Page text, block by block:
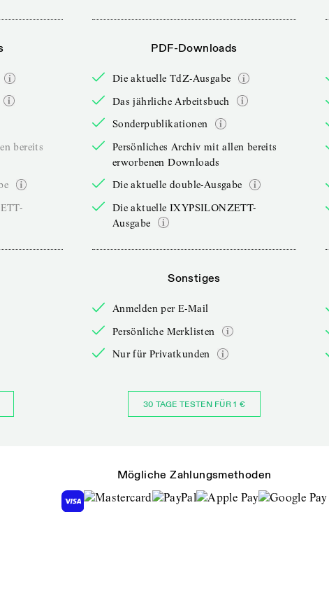
bereits
PDF-Downloads
Die aktuelle TdZ-Ausgabe
Das jährliche Arbeitsbuch
Sonderpublikationen
Persönliches Archiv mit allen bereits
erworbenen Downloads
Die aktuelle double-Ausgabe
Die aktuelle IXYPSILONZETT-
Ausgabe
Sonstiges
Anmelden per E-Mail
Persönliche Merklisten
Nur für Privatkunden
30 TAGE TESTEN FÜR 1 €
Mögliche Zahlungsmethoden